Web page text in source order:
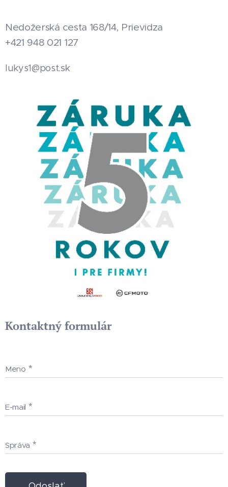
Nedožerská cesta 168/14, Prievidza
+421 948 021 127
lukys1@post.sk
Kontaktný formulár
Meno
E-mail
Správa